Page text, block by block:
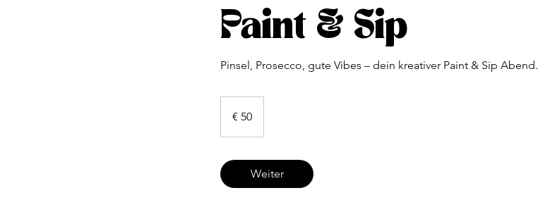
Paint & Sip
Pinsel, Prosecco, gute Vibes – dein kreativer Paint & Sip Abend.
€ 50
Weiter